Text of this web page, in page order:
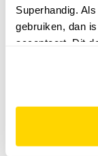
Superhandig.
gebruiken, dan
accepteert. Dit
website niet